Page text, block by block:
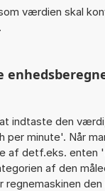
værdien skal
indtaste den
per minute'. Når
af detf.eks. enten
af den